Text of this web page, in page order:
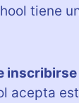
tiene
acepta